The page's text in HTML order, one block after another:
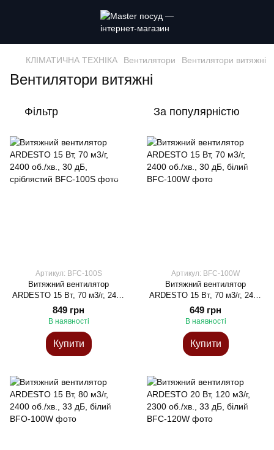
КЛІМАТИЧНА ТЕХНІКА Вентилятори Вентилятори витяжні
Вентилятори витяжні
Фільтр За популярністю
Артикул: BFC-100S
Витяжний вентилятор
ARDESTO 15 Вт, 70 м3/г, 2400
об./хв., 30 дБ, cріблястий
849 грн
В наявності
Купити
Артикул: BFC-100W
Витяжний вентилятор
ARDESTO 15 Вт, 70 м3/г, 2400
об./хв., 30 дБ, білий
649 грн
В наявності
Купити